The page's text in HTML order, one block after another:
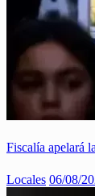
Fiscalía apelará
Locales 06/08/